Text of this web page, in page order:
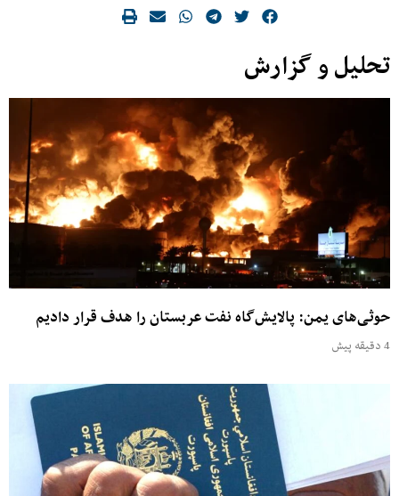
تحلیل و گزارش
حوثی‌های یمن: پالایش‌گاه نفت عربستان را هدف قرار دادیم
4 دقیقه پیش